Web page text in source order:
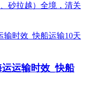
砂拉越）全境，清关
运输时效_快船